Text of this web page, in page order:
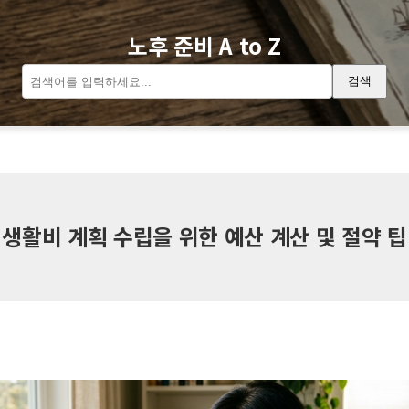
노후 준비 A to Z
검색
활비 계획 수립을 위한 예산 계산 및 절약